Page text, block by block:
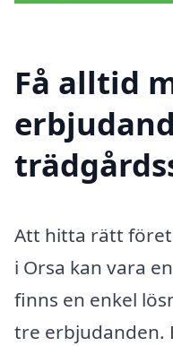
Få alltid
Att hitta rätt
i Orsa kan vara
finns en enkel
tre erbjudanden.